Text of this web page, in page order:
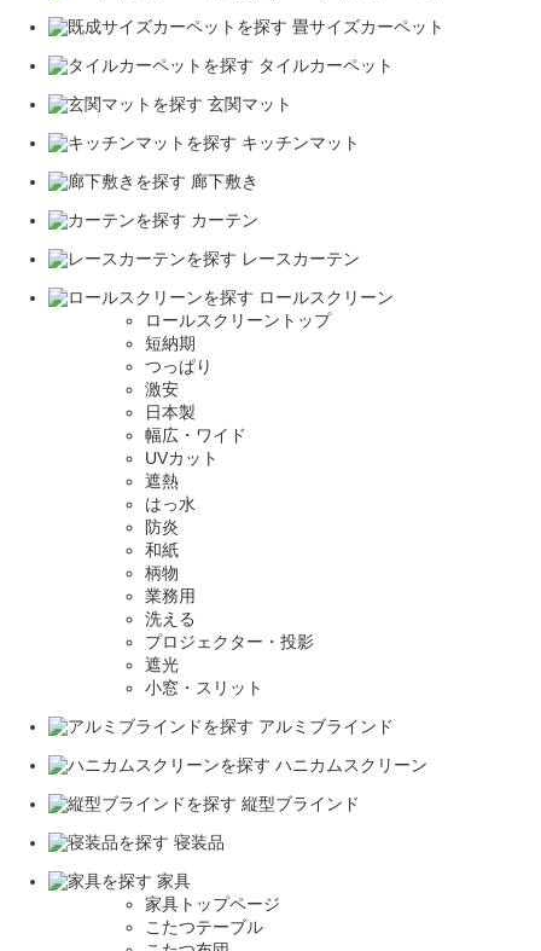
畳サイズカーペット
タイルカーペット
玄関マット
キッチンマット
廊下敷き
カーテン
レースカーテン
ロールスクリーン
ロールスクリーントップ
短納期
つっぱり
激安
日本製
幅広・ワイド
UVカット
遮熱
はっ水
防炎
和紙
柄物
業務用
洗える
プロジェクター・投影
遮光
小窓・スリット
アルミブラインド
ハニカムスクリーン
縦型ブラインド
寝装品
家具
家具トップページ
こたつテーブル